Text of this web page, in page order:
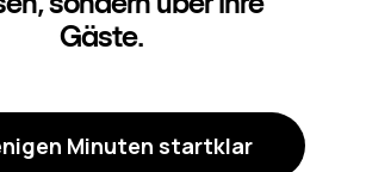
Gäste.
Minuten startklar